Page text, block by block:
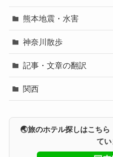
熊本地震・水害
神奈川散歩
記事・文章の翻訳
関西
🌏旅のホテル探しはこち
て